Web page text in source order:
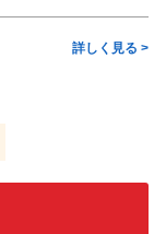
詳しく見る >